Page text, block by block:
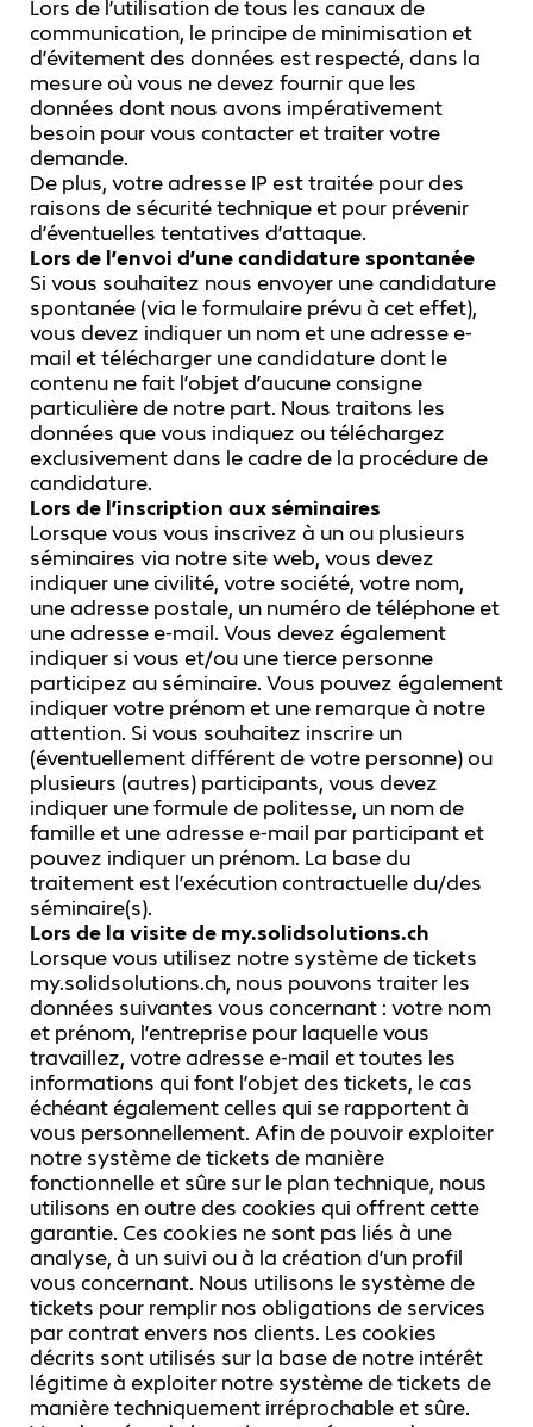
Lors de l’utilisation de tous les canaux de
communication, le principe de minimisation et
d’évitement des données est respecté, dans la
mesure où vous ne devez fournir que les
données dont nous avons impérativement
besoin pour vous contacter et traiter votre
demande.
De plus, votre adresse IP est traitée pour des
raisons de sécurité technique et pour prévenir
d’éventuelles tentatives d’attaque.
Lors de l’envoi d’une candidature spontanée
Si vous souhaitez nous envoyer une candidature
spontanée (via le formulaire prévu à cet effet),
vous devez indiquer un nom et une adresse e-
mail et télécharger une candidature dont le
contenu ne fait l’objet d’aucune consigne
particulière de notre part. Nous traitons les
données que vous indiquez ou téléchargez
exclusivement dans le cadre de la procédure de
candidature.
Lors de l’inscription aux séminaires
Lorsque vous vous inscrivez à un ou plusieurs
séminaires via notre site web, vous devez
indiquer une civilité, votre société, votre nom,
une adresse postale, un numéro de téléphone et
une adresse e-mail. Vous devez également
indiquer si vous et/ou une tierce personne
participez au séminaire. Vous pouvez également
indiquer votre prénom et une remarque à notre
attention. Si vous souhaitez inscrire un
(éventuellement différent de votre personne) ou
plusieurs (autres) participants, vous devez
indiquer une formule de politesse, un nom de
famille et une adresse e-mail par participant et
pouvez indiquer un prénom. La base du
traitement est l’exécution contractuelle du/des
séminaire(s).
Lors de la visite de my.solidsolutions.ch
Lorsque vous utilisez notre système de tickets
my.solidsolutions.ch, nous pouvons traiter les
données suivantes vous concernant : votre nom
et prénom, l’entreprise pour laquelle vous
travaillez, votre adresse e-mail et toutes les
informations qui font l’objet des tickets, le cas
échéant également celles qui se rapportent à
vous personnellement. Afin de pouvoir exploiter
notre système de tickets de manière
fonctionnelle et sûre sur le plan technique, nous
utilisons en outre des cookies qui offrent cette
garantie. Ces cookies ne sont pas liés à une
analyse, à un suivi ou à la création d’un profil
vous concernant. Nous utilisons le système de
tickets pour remplir nos obligations de services
par contrat envers nos clients. Les cookies
décrits sont utilisés sur la base de notre intérêt
légitime à exploiter notre système de tickets de
manière techniquement irréprochable et sûre.